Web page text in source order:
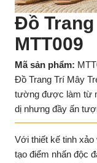
Đồ
MTT009
Mã sản phẩm:
Đồ Trang Trí Mây
tường được làm từ
dị nhưng đầy ấn
Với thiết kế tinh
tạo điểm nhấn độc